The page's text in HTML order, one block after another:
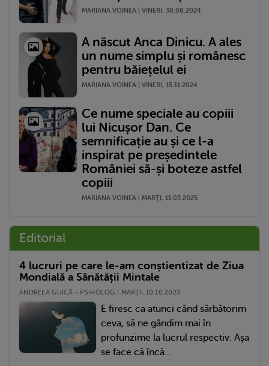
MARIANA VOINEA | VINERI, 30.08.2024
A născut Anca Dinicu. A ales
un nume simplu și românesc
pentru băiețelul ei
MARIANA VOINEA | VINERI, 15.11.2024
Ce nume speciale au copiii
lui Nicușor Dan. Ce
semnificație au și ce l-a
inspirat pe președintele
României să-și boteze astfel
copiii
MARIANA VOINEA | MARŢI, 11.03.2025
Editorial
4 lucruri pe care le-am conștientizat de Ziua
Mondială a Sănătății Mintale
ANDREEA GUICĂ - PSIHOLOG | MARŢI, 10.10.2023
E firesc ca atunci când sărbătorim
ceva, să ne gândim mai în
profunzime la lucrul respectiv. Așa
se face că încă...